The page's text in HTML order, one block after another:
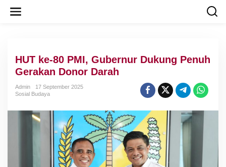
HUT ke-80 PMI, Gubernur Dukung Penuh
Gerakan Donor Darah
Admin
17 September 2025
Sosial Budaya